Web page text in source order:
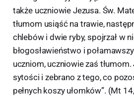
także uczniowie Jezusa. Św.
tłumom usiąść na trawie,
chlebów i dwie ryby, spojrzał w
błogosławieństwo i
uczniom, uczniowie zaś
sytości i zebrano z tego, co
pełnych koszy ułomków”. (Mt